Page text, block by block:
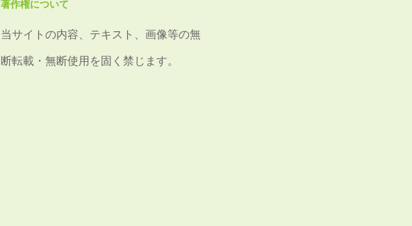
著作権について
当サイトの内容、テキスト、画像等の無
断転載・無断使用を固く禁じます。